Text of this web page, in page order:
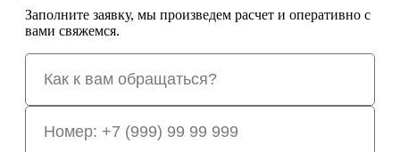
Заполните заявку, мы произведем расчет и оперативно с
вами свяжемся.